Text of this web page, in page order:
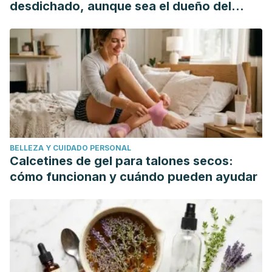
desdichado, aunque sea el dueño del
BELLEZA Y CUIDADO PERSONAL
Calcetines de gel para talones secos:
cómo funcionan y cuándo pueden ayudar